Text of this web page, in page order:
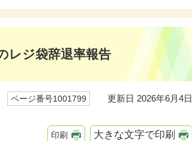
レジ袋辞退率報告
ページ番号1001799 更新日 2026年6月4日
印刷 大きな文字で印刷